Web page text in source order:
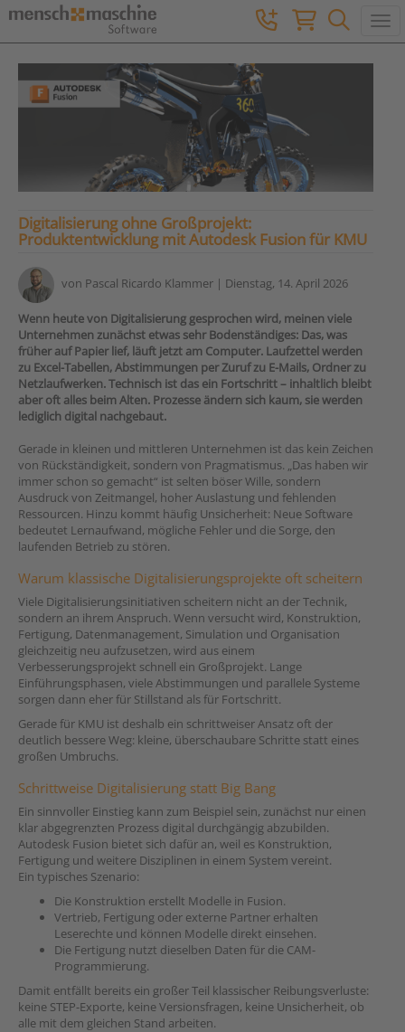
Digitalisierung ohne Großprojekt:
Produktentwicklung mit Autodesk Fusion für KMU
von Pascal Ricardo Klammer | Dienstag, 14. April 2026
Wenn heute von Digitalisierung gesprochen wird, meinen viele
Unternehmen zunächst etwas sehr Bodenständiges: Das, was
früher auf Papier lief, läuft jetzt am Computer. Laufzettel werden
zu Excel-Tabellen, Abstimmungen per Zuruf zu E-Mails, Ordner zu
Netzlaufwerken. Technisch ist das ein Fortschritt – inhaltlich bleibt
aber oft alles beim Alten. Prozesse ändern sich kaum, sie werden
lediglich digital nachgebaut.
Gerade in kleinen und mittleren Unternehmen ist das kein Zeichen
von Rückständigkeit, sondern von Pragmatismus. „Das haben wir
immer schon so gemacht“ ist selten böser Wille, sondern
Ausdruck von Zeitmangel, hoher Auslastung und fehlenden
Ressourcen. Hinzu kommt häufig Unsicherheit: Neue Software
bedeutet Lernaufwand, mögliche Fehler und die Sorge, den
laufenden Betrieb zu stören.
Warum klassische Digitalisierungsprojekte oft scheitern
Viele Digitalisierungsinitiativen scheitern nicht an der Technik,
sondern an ihrem Anspruch. Wenn versucht wird, Konstruktion,
Fertigung, Datenmanagement, Simulation und Organisation
gleichzeitig neu aufzusetzen, wird aus einem
Verbesserungsprojekt schnell ein Großprojekt. Lange
Einführungsphasen, viele Abstimmungen und parallele Systeme
sorgen dann eher für Stillstand als für Fortschritt.
Gerade für KMU ist deshalb ein schrittweiser Ansatz oft der
deutlich bessere Weg: kleine, überschaubare Schritte statt eines
großen Umbruchs.
Schrittweise Digitalisierung statt Big Bang
Ein sinnvoller Einstieg kann zum Beispiel sein, zunächst nur einen
klar abgegrenzten Prozess digital durchgängig abzubilden.
Autodesk Fusion bietet sich dafür an, weil es Konstruktion,
Fertigung und weitere Disziplinen in einem System vereint.
Ein typisches Szenario:
Die Konstruktion erstellt Modelle in Fusion.
Vertrieb, Fertigung oder externe Partner erhalten
Leserechte und können Modelle direkt einsehen.
Die Fertigung nutzt dieselben Daten für die CAM-
Programmierung.
Damit entfällt bereits ein großer Teil klassischer Reibungsverluste:
keine STEP-Exporte, keine Versionsfragen, keine Unsicherheit, ob
alle mit dem gleichen Stand arbeiten.